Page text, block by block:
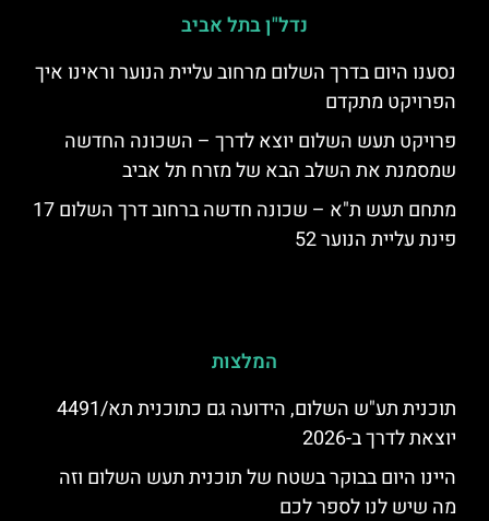
נדל"ן בתל אביב
נסענו היום בדרך השלום מרחוב עליית הנוער וראינו איך
הפרויקט מתקדם
פרויקט תעש השלום יוצא לדרך – השכונה החדשה
שמסמנת את השלב הבא של מזרח תל אביב
מתחם תעש ת"א – שכונה חדשה ברחוב דרך השלום 17
פינת עליית הנוער 52
המלצות
תוכנית תע"ש השלום, הידועה גם כתוכנית תא/4491
יוצאת לדרך ב-2026
היינו היום בבוקר בשטח של תוכנית תעש השלום וזה
מה שיש לנו לספר לכם